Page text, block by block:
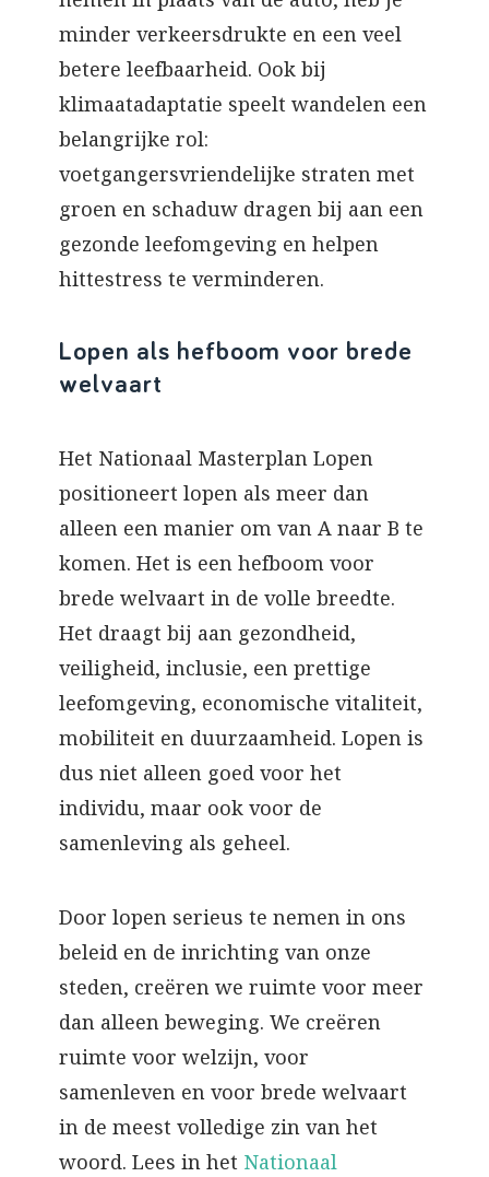
minder verkeersdrukte en een veel
betere leefbaarheid. Ook bij
klimaatadaptatie speelt wandelen een
belangrijke rol:
voetgangersvriendelijke straten met
groen en schaduw dragen bij aan een
gezonde leefomgeving en helpen
hittestress te verminderen.
Lopen als hefboom voor brede
welvaart
Het Nationaal Masterplan Lopen
positioneert lopen als meer dan
alleen een manier om van A naar B te
komen. Het is een hefboom voor
brede welvaart in de volle breedte.
Het draagt bij aan gezondheid,
veiligheid, inclusie, een prettige
leefomgeving, economische vitaliteit,
mobiliteit en duurzaamheid. Lopen is
dus niet alleen goed voor het
individu, maar ook voor de
samenleving als geheel.
Door lopen serieus te nemen in ons
beleid en de inrichting van onze
steden, creëren we ruimte voor meer
dan alleen beweging. We creëren
ruimte voor welzijn, voor
samenleven en voor brede welvaart
in de meest volledige zin van het
woord. Lees in het Nationaal